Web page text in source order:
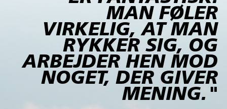
MAN FØLER
VIRKELIG, AT MAN
RYKKER SIG, OG
ARBEJDER HEN MOD
NOGET, DER GIVER
MENING."